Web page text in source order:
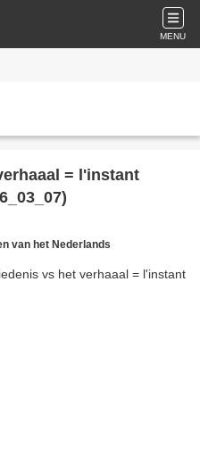
MENU
= l'instant
van het Nederlands